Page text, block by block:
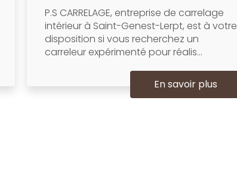
P.S CARRELAGE, entreprise de carrelage
intérieur à Saint-Genest-Lerpt, est à votre
disposition si vous recherchez un
carreleur expérimenté pour réalis...
En savoir plus